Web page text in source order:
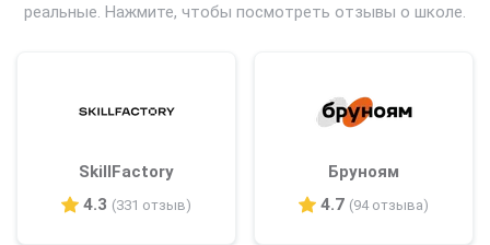
реальные. Нажмите, чтобы посмотреть отзывы о школе.
SkillFactory
4.3 (331 отзыв)
Бруноям
4.7 (94 отзыва)